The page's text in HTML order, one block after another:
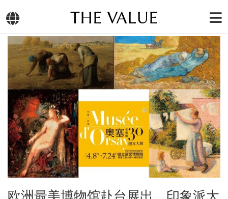
THE VALUE
欧洲最美博物馆赴台展出 印象派大